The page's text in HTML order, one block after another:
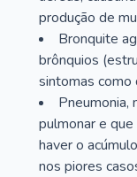
produção de
Bronquite
brônquios
sintomas como
Pneumonia,
pulmonar e
haver o
nos piores